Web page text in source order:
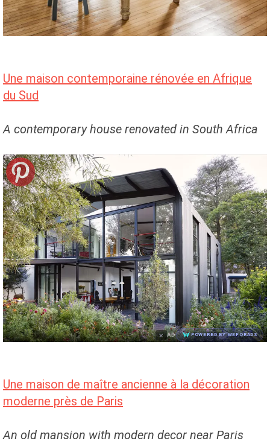
Une maison contemporaine rénovée en Afrique
du Sud
A contemporary house renovated in South Africa
× AD POWERED BY WEFORADS
Une maison de maître ancienne à la décoration
moderne près de Paris
An old mansion with modern decor near Paris